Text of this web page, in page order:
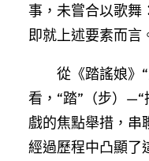
事，未嘗合以歌舞
即就上述要素而言
從《踏謠娘》
看，“踏”（步）
戲的焦點舉措，串
經過歷程中凸顯了